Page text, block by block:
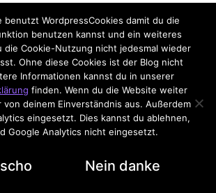
benutzt WordpressCookies damit du die
benutzen kannst und ein weiteres
die Cookie-Nutzung nicht jedesmal wieder
Ohne diese Cookies ist der Blog nicht
Informationen kannst du in unserer
finden. Wenn du die Website weiter
deinem Einverständnis aus. Außerdem
eingesetzt. Dies kannst du ablehnen,
Google Analytics nicht eingesetzt.
Nein danke